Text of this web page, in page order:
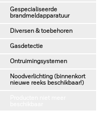
Gespecialiseerde
brandmeldapparatuur
Diversen & toebehoren
Gasdetectie
Ontruimingsystemen
Noodverlichting (binnenkort
nieuwe reeks beschikbaar!)